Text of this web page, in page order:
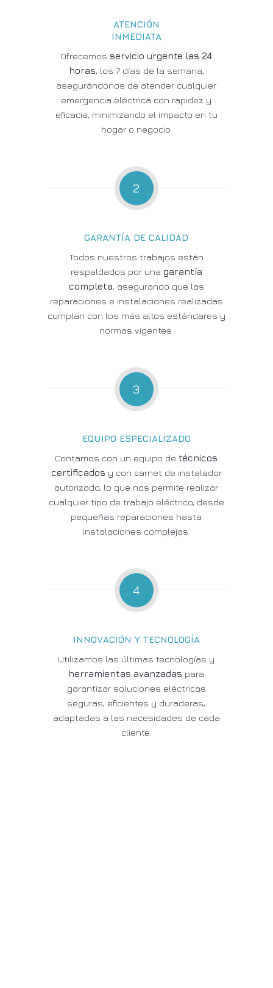
ATENCIÓN
INMEDIATA
Ofrecemos servicio urgente las 24
horas, los 7 días de la semana,
asegurándonos de atender cualquier
emergencia eléctrica con rapidez y
eficacia, minimizando el impacto en tu
hogar o negocio.
2
GARANTÍA DE CALIDAD
Todos nuestros trabajos están
respaldados por una garantía
completa, asegurando que las
reparaciones e instalaciones realizadas
cumplan con los más altos estándares y
normas vigentes.
3
EQUIPO ESPECIALIZADO
Contamos con un equipo de técnicos
certificados y con carnet de instalador
autorizado, lo que nos permite realizar
cualquier tipo de trabajo eléctrico, desde
pequeñas reparaciones hasta
instalaciones complejas.
4
INNOVACIÓN Y TECNOLOGÍA
Utilizamos las últimas tecnologías y
herramientas avanzadas para
garantizar soluciones eléctricas
seguras, eficientes y duraderas,
adaptadas a las necesidades de cada
cliente.